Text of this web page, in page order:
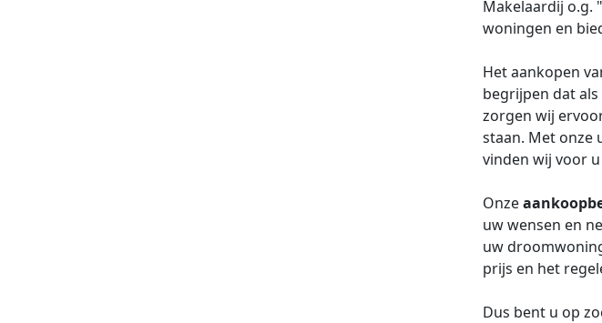
Makelaardij o.g.
woningen en
Het aankopen
begrijpen dat
zorgen wij
staan. Met onze
vinden wij voor
Onze
uw wensen en
uw
prijs en het
Dus bent u op